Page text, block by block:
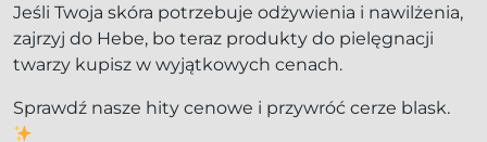
Jeśli Twoja skóra potrzebuje odżywienia i nawilżenia,
zajrzyj do Hebe, bo teraz produkty do pielęgnacji
twarzy kupisz w wyjątkowych cenach.
Sprawdź nasze hity cenowe i przywróć cerze blask.